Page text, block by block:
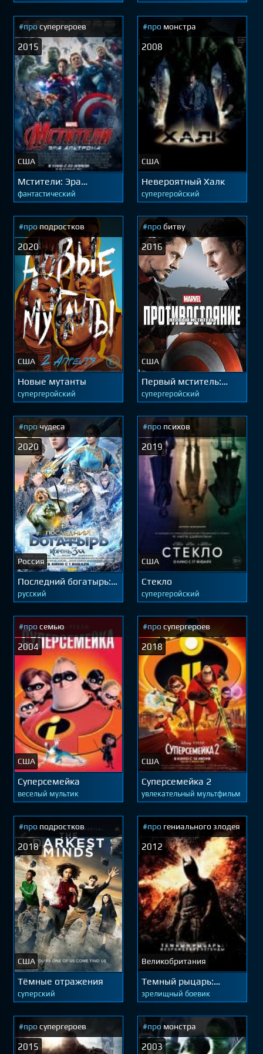
Мстители: Эра
Альтрона
2015
фантастический
#про супергероев
США
Невероятный Халк
2008
супергеройский
#про монстра
США
Новые мутанты
2020
супергеройский
#проподростков
США
Первый мститель:
Противостояние
2016
супергеройский
#пробитву
США
Последний богатырь:
Корень зла
2020
русский
#про чудеса
Россия
Стекло
2019
супергеройский
#про психов
США
Суперсемейка
2004
веселый мультик
#про семью
США
Суперсемейка 2
2018
увлекательный мультфильм
#про супергероев
США
Тёмные отражения
2018
суперский
#про подростков
США
Темный рыцарь:
Возрождение легенды
2012
зрелищный боевик
#про гениального злодея
Великобритания
2015
#про супергероев
2003
#про монстра